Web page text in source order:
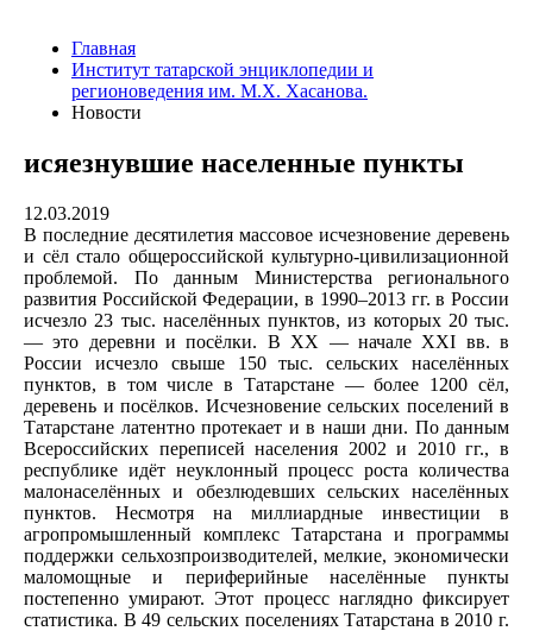
Главная
Институт татарской энциклопедии и
регионоведения им. М.Х. Хасанова.
Новости
исяезнувшие населенные пункты
12.03.2019
В последние десятилетия массовое исчезновение деревень
и сёл стало общероссийской культурно-цивилизационной
проблемой. По данным Министерства регионального
развития Российской Федерации, в 1990–2013 гг. в России
исчезло 23 тыс. населённых пунктов, из которых 20 тыс.
— это деревни и посёлки. В XX — начале XXI вв. в
России исчезло свыше 150 тыс. сельских населённых
пунктов, в том числе в Татарстане — более 1200 сёл,
деревень и посёлков. Исчезновение сельских поселений в
Татарстане латентно протекает и в наши дни. По данным
Всероссийских переписей населения 2002 и 2010 гг., в
республике идёт неуклонный процесс роста количества
малонаселённых и обезлюдевших сельских населённых
пунктов. Несмотря на миллиардные инвестиции в
агропромышленный комплекс Татарстана и программы
поддержки сельхозпроизводителей, мелкие, экономически
маломощные и периферийные населённые пункты
постепенно умирают. Этот процесс наглядно фиксирует
статистика. В 49 сельских поселениях Татарстана в 2010 г.